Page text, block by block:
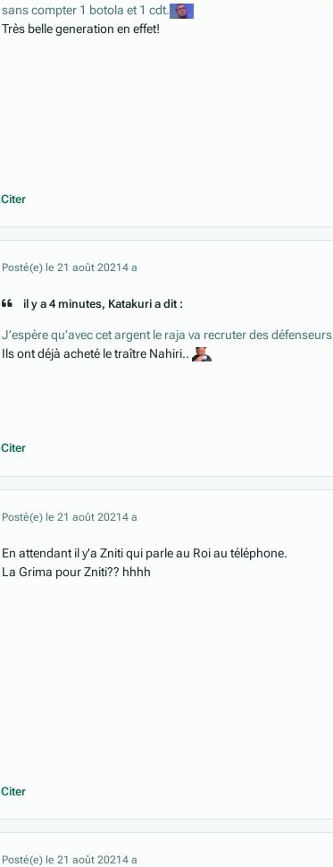
sans compter 1 botola et 1 cdt.
Très belle generation en effet!
Citer
Posté(e) le 21 août 2021 4 a
il y a 4 minutes, Katakuri a dit :
J’espère qu’avec cet argent le raja va recruter des défenseurs
Ils ont déjà acheté le traître Nahiri..
Citer
Posté(e) le 21 août 20214 a
En attendant il y'a Zniti qui parle au Roi au téléphone.
La Grima pour Zniti?? hhhh
Citer
Posté(e) le 21 août 20214 a